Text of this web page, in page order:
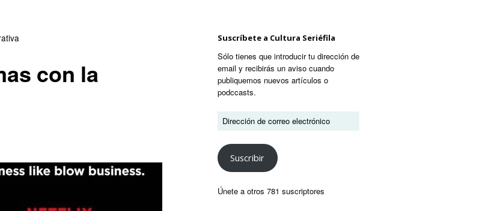
con la
Suscríbete a Cultura Seriéfila
Sólo tienes que introducir tu dirección de
email y recibirás un aviso cuando
publiquemos nuevos artículos o
podccasts.
Suscribir
Únete a otros 781 suscriptores